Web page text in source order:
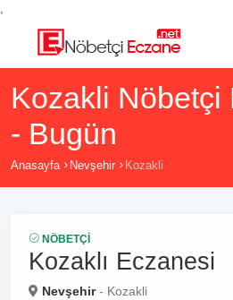
Kozakli Nöbetçi
- Bugün
Anasayfa Nevşehir Kozakli
NÖBETÇI
Kozaklı Eczanesi
Nevşehir- Kozakli